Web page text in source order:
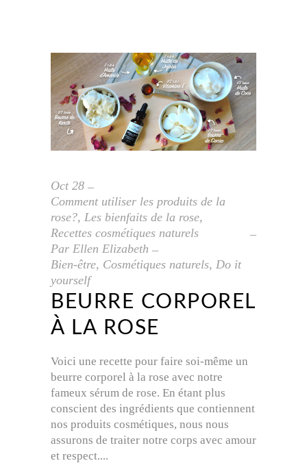
Oct 28
Comment utiliser les produits de la
rose?, Les bienfaits de la rose,
Recettes cosmétiques naturels
Par Ellen Elizabeth
Bien-être, Cosmétiques naturels, Do it
yourself
BEURRE CORPOREL
À LA ROSE
Voici une recette pour faire soi-même un
beurre corporel à la rose avec notre
fameux sérum de rose. En étant plus
conscient des ingrédients que contiennent
nos produits cosmétiques, nous nous
assurons de traiter notre corps avec amour
et respect.